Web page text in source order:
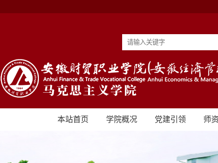
本站首页 学院概况 党建引领 师